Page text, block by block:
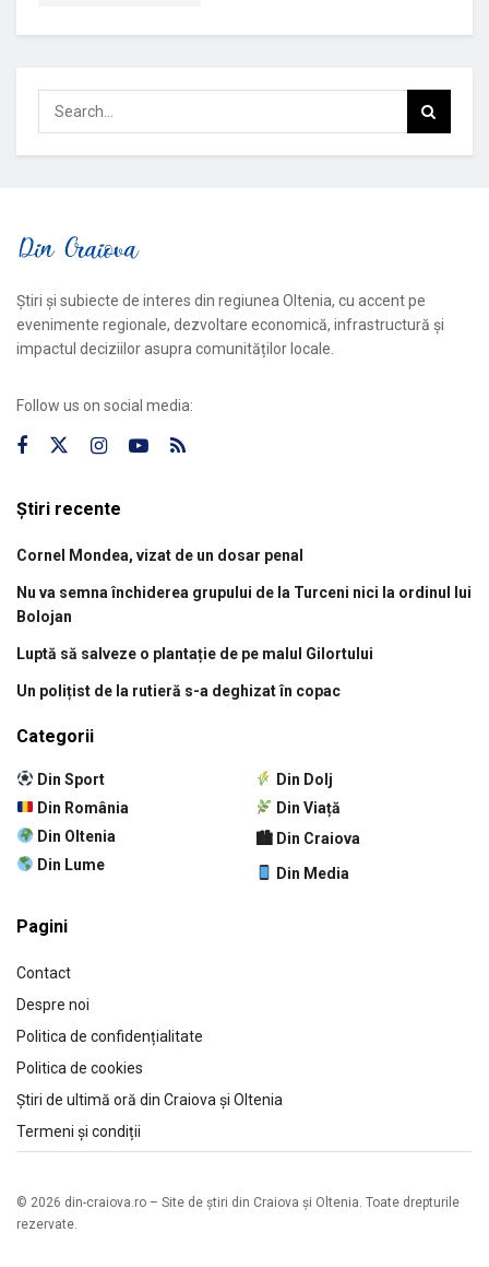
Știri și subiecte de interes din regiunea Oltenia, cu accent pe
evenimente regionale, dezvoltare economică, infrastructură și
impactul deciziilor asupra comunităților locale.
Follow us on social media:
Știri recente
Cornel Mondea, vizat de un dosar penal
Nu va semna închiderea grupului de la Turceni nici la ordinul lui
Bolojan
Luptă să salveze o plantație de pe malul Gilortului
Un polițist de la rutieră s-a deghizat în copac
Categorii
Din Sport
Din România
Din Oltenia
Din Lume
Din Dolj
Din Viață
🏙 Din Craiova
Din Media
Pagini
Contact
Despre noi
Politica de confidențialitate
Politica de cookies
Știri de ultimă oră din Craiova și Oltenia
Termeni și condiții
© 2026 din-craiova.ro – Site de știri din Craiova și Oltenia. Toate drepturile
rezervate.